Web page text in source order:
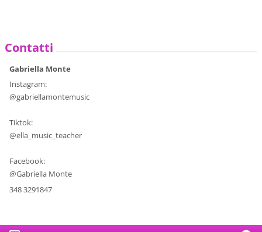
Contatti
Gabriella Monte
Instagram:
@gabriellamontemusic
Tiktok:
@ella_music_teacher
Facebook:
@Gabriella Monte
348 3291847